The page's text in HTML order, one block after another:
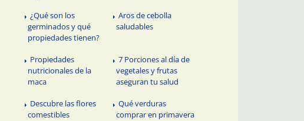
¿Qué son los
germinados y qué
propiedades tienen?
Aros de cebolla
saludables
Propiedades
nutricionales de la
maca
7 Porciones al día de
vegetales y frutas
aseguran tu salud
Descubre las flores
comestibles
Qué verduras
comprar en primavera